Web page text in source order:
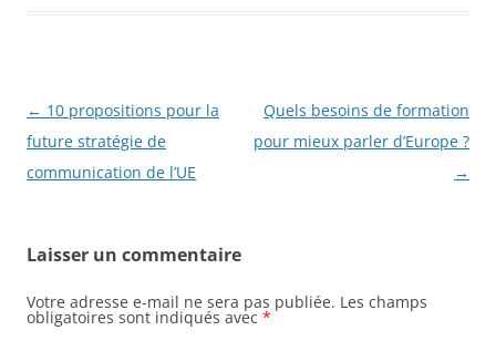
Navigation
des
articles
← 10 propositions pour la
future stratégie de
communication de l’UE
Quels besoins de formation
pour mieux parler d’Europe ?
→
Laisser un commentaire
Votre adresse e-mail ne sera pas publiée. Les champs
obligatoires sont indiqués avec *